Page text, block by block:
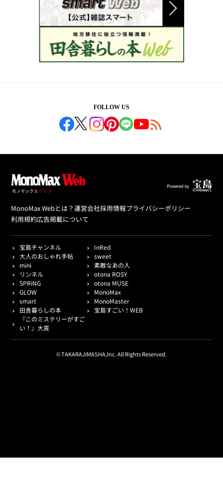
FOLLOW US
MonoMax Webとは？運営会社採用情報プライバシーポリシー
利用規約広告掲載について
宝島チャンネル
InRed
大人のおしゃれ手帖
sweet
mini
素敵なあの人
リンネル
otona ROSY
SPRiNG
otona MUSE
GLOW
MonoMax
smart
MonoMaster
田舎暮らしの本
宝島すごい！WEB
『このミステリーがすご
い！』大賞
© TAKARAJIMASHA,Inc. All Rights Reserved.